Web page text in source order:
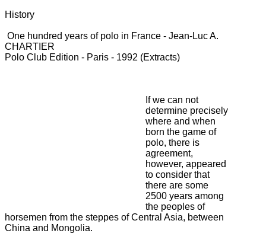
History
One hundred years of polo in France - Jean-Luc A.
CHARTIER
Polo Club Edition - Paris - 1992 (Extracts)
If we can not
determine precisely
where and when
born the game of
polo, there is
agreement,
however, appeared
to consider that
there are some
2500 years among
the peoples of
horsemen from the steppes of Central Asia, between
China and Mongolia.